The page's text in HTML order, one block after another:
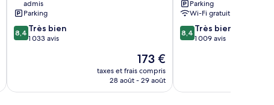
admis
Parking
8.4
sur
8,4 Très bien
1 033 avis
Le
nouveau
prix
173 €
taxes et frais compris
28 août - 29 août
Redondo
Parking
Wi-Fi gratuit
8.4
sur
8,4 Très bien
1 009 avis